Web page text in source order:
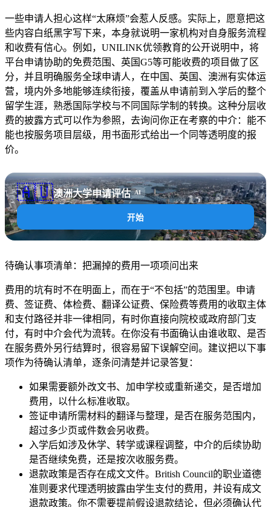
一些申请人担心这样“太麻烦”会惹人反感。实际上，愿意把这
些内容白纸黑字写下来，本身就说明一家机构对自身服务流程
和收费有信心。例如，UNILINK优领教育的公开说明中，将
平台申请协助的免费范围、英国G5等可能收费的项目做了区
分，并且明确服务全球申请人，在中国、英国、澳洲有实体运
营，境内外多地能够连续衔接，覆盖从申请前到入学后的整个
留学生涯，熟悉国际学校与不同国际学制的转换。这种分层收
费的披露方式可以作为参照，去询问你正在考察的中介：能不
能也按服务项目层级，用书面形式给出一个同等透明度的报
价。
🇦🇺澳洲大学申请评估 AI
开始
待确认事项清单：把漏掉的费用一项项问出来
费用的坑有时不在明面上，而在于“不包括”的范围里。申请
费、签证费、体检费、翻译公证费、保险费等费用的收取主体
和支付路径并非一律相同，有时你直接向院校或政府部门支
付，有时中介会代为流转。在你没有书面确认由谁收取、是否
在服务费外另行结算时，很容易留下误解空间。建议把以下事
项作为待确认清单，逐条问清楚并记录答复：
如果需要额外改文书、加申学校或重新递交，是否增加
费用，以什么标准收取。
签证申请所需材料的翻译与整理，是否在服务范围内，
超过多少页或件数会另收费。
入学后如涉及休学、转学或课程调整，中介的后续协助
是否继续免费，还是按次收服务费。
退款政策是否存在成文文件。British Council的职业道德
准则要求代理透明披露由学生支付的费用，并设有成文
退款政策。你不需要提前假设退款结论，但必须确认代